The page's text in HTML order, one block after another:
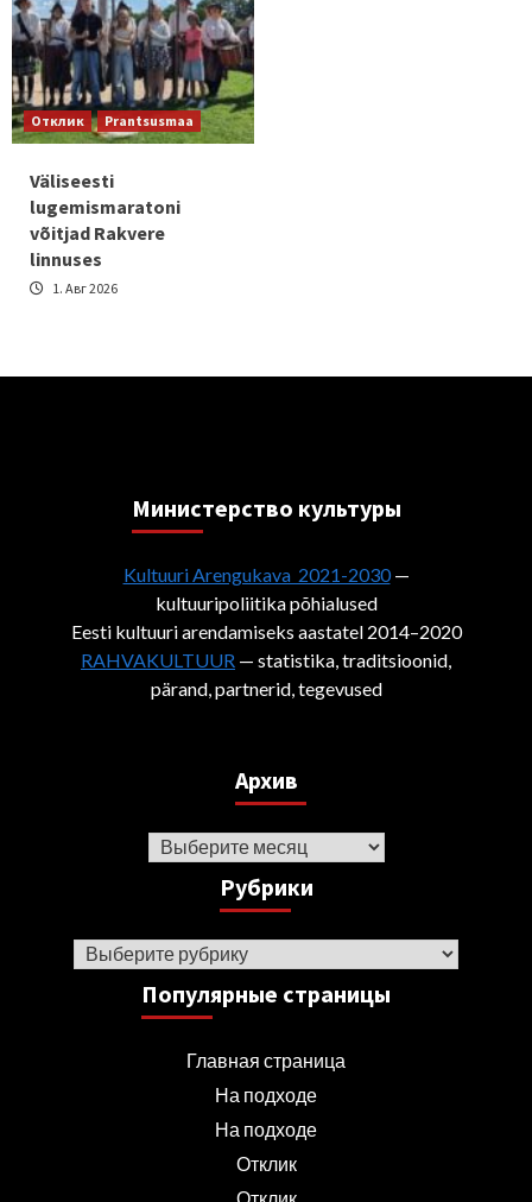
Отклик Prantsusmaa
Väliseesti
lugemismaratoni
võitjad Rakvere
linnuses
1. Авг 2026
Министерствo культуры
Kultuuri Arengukava 2021-2030—
kultuuripoliitika põhialused
Eesti kultuuri arendamiseks aastatel 2014–2020
RAHVAKULTUUR — statistika, traditsioonid,
pärand, partnerid, tegevused
Архив
Архив
Рубрики
Рубрики
Популярные страницы
Главная страница
На подходе
На подходе
Отклик
Отклик